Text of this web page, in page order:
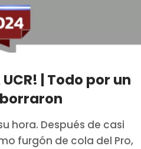
UCR! | Todo por un
hora. Después de casi
furgón de cola del Pro,